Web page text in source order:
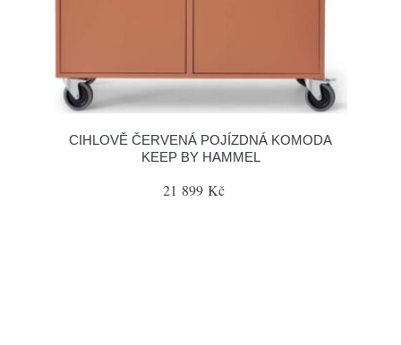
CIHLOVĚ ČERVENÁ POJÍZDNÁ KOMODA
KEEP BY HAMMEL
21 899 Kč